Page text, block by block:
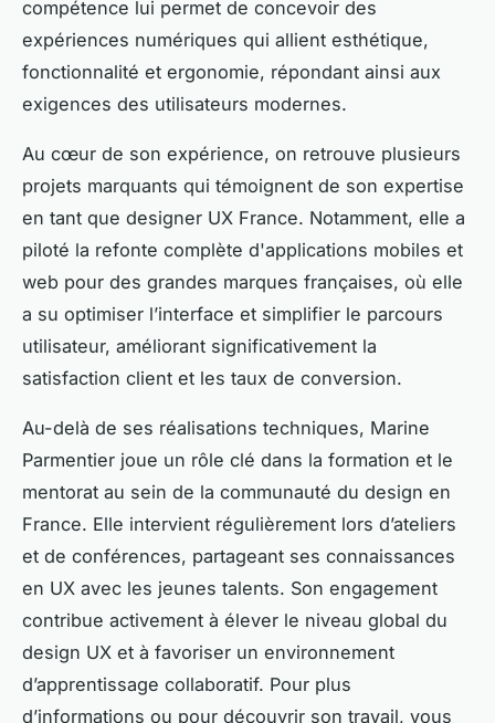
compétence lui permet de concevoir des
expériences numériques qui allient esthétique,
fonctionnalité et ergonomie, répondant ainsi aux
exigences des utilisateurs modernes.
Au cœur de son expérience, on retrouve plusieurs
projets marquants qui témoignent de son expertise
en tant que designer UX France. Notamment, elle a
piloté la refonte complète d'applications mobiles et
web pour des grandes marques françaises, où elle
a su optimiser l’interface et simplifier le parcours
utilisateur, améliorant significativement la
satisfaction client et les taux de conversion.
Au-delà de ses réalisations techniques, Marine
Parmentier joue un rôle clé dans la formation et le
mentorat au sein de la communauté du design en
France. Elle intervient régulièrement lors d’ateliers
et de conférences, partageant ses connaissances
en UX avec les jeunes talents. Son engagement
contribue activement à élever le niveau global du
design UX et à favoriser un environnement
d’apprentissage collaboratif. Pour plus
d’informations ou pour découvrir son travail, vous